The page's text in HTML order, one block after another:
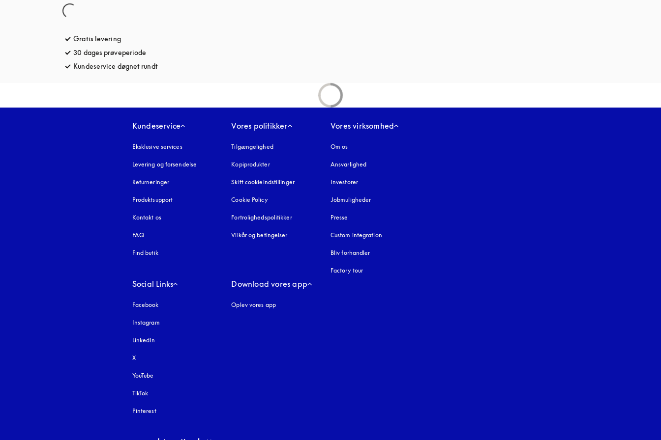
Gratis leveringåbnes under en ny fane
30 dages prøveperiode
Kundeservice døgnet rundtåbnes under en ny fane
Kundeservice
Eksklusive services
Levering og forsendelse
Returneringer
Produktsupport
Kontakt os
FAQ
Find butik
Vores politikker
Tilgængelighedåbnes under en ny fane
Kopiprodukteråbnes under en ny fane
Skift cookieindstillinger
Cookie Policyåbnes under en ny fane
Fortrolighedspolitikkeråbnes under en ny fane
Vilkår og betingelser
Vores virksomhed
Om os
Ansvarlighed
Investorer
Jobmuligheder
Presse
Custom integration
Bliv forhandler
Factory tour
Social Links
Facebook
Instagram
LinkedIn
X
YouTube
TikTok
Pinterest
Download vores app
Oplev vores app